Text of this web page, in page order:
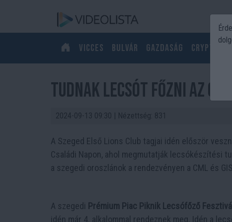
Vicces Bulvár Gazdaság Crypto
Tudnak lecsót főzni az
2024-09-13 09:30 | Nézettség: 831
A Szeged Első Lions Club tagjai idén először
Családi Napon, ahol megmutatják lecsókészítési
a szegedi oroszlánok a rendezvényen a CML és
A szegedi Prémium Piac Piknik Lecsófőző
idén már 4. alkalommal rendeznek meg. Idén a